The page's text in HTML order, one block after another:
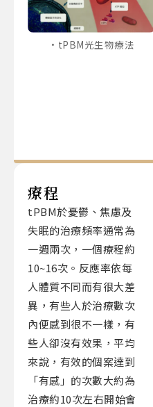
tPBM光生物療法
療程
tPBM於憂鬱、焦慮及
失眠的治療頻率通常為
一週兩次，一個療程約
10~16次。反應率依每
人體質不同而有很大差
異，有些人於治療數次
內便感到很不一樣，有
些人卻沒有效果，平均
來說，有效的個案達到
「有感」的次數大約為
治療約10次左右開始會